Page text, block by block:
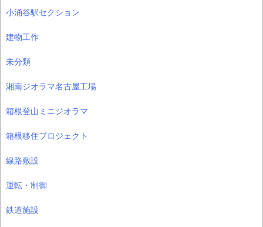
小涌谷駅セクション
建物工作
未分類
湘南ジオラマ名古屋工場
箱根登山ミニジオラマ
箱根移住プロジェクト
線路敷設
運転・制御
鉄道施設